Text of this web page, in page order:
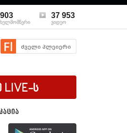
903
ხელმომწერი
37 953
ვიდეო
ძველი პლეიერი
LIVE-ს